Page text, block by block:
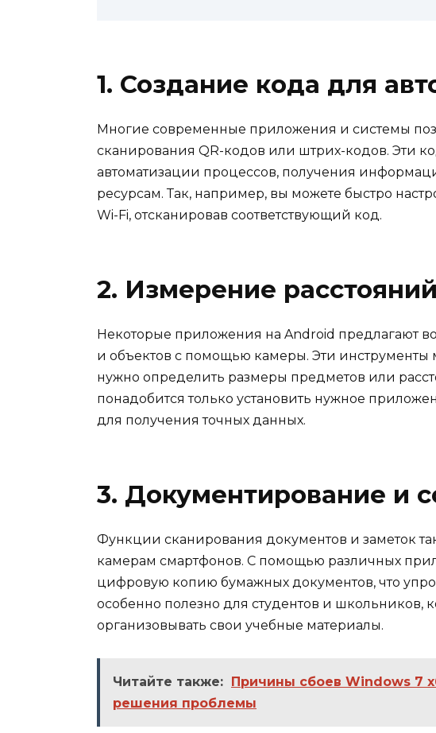
1. Создание кода для
Многие современные приложения и системы
сканирования QR-кодов или штрих-кодов. Эти
автоматизации процессов, получения
ресурсам. Так, например, вы можете быстро
Wi-Fi, отсканировав соответствующий код.
2. Измерение расстояний
Некоторые приложения на Android предлагают
и объектов с помощью камеры. Эти инструменты
нужно определить размеры предметов или
понадобится только установить нужное
для получения точных данных.
3. Документирование и
Функции сканирования документов и заметок
камерам смартфонов. С помощью различных
цифровую копию бумажных документов, что
особенно полезно для студентов и школьников,
организовывать свои учебные материалы.
Читайте также: Причины сбоев Windows 7
решения проблемы